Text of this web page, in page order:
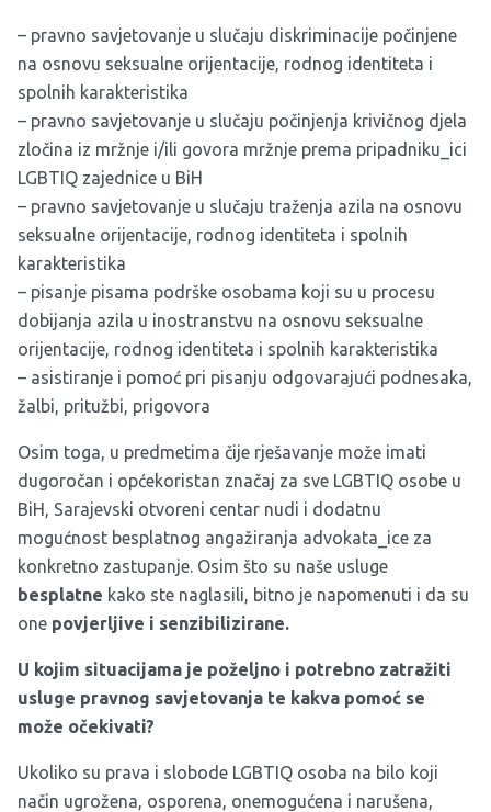
– pravno savjetovanje u slučaju diskriminacije počinjene
na osnovu seksualne orijentacije, rodnog identiteta i
spolnih karakteristika
– pravno savjetovanje u slučaju počinjenja krivičnog djela
zločina iz mržnje i/ili govora mržnje prema pripadniku_ici
LGBTIQ zajednice u BiH
– pravno savjetovanje u slučaju traženja azila na osnovu
seksualne orijentacije, rodnog identiteta i spolnih
karakteristika
– pisanje pisama podrške osobama koji su u procesu
dobijanja azila u inostranstvu na osnovu seksualne
orijentacije, rodnog identiteta i spolnih karakteristika
– asistiranje i pomoć pri pisanju odgovarajući podnesaka,
žalbi, pritužbi, prigovora
Osim toga, u predmetima čije rješavanje može imati
dugoročan i općekoristan značaj za sve LGBTIQ osobe u
BiH, Sarajevski otvoreni centar nudi i dodatnu
mogućnost besplatnog angažiranja advokata_ice za
konkretno zastupanje. Osim što su naše usluge
besplatne kako ste naglasili, bitno je napomenuti i da su
one povjerljive i senzibilizirane.
U kojim situacijama je poželjno i potrebno zatražiti
usluge pravnog savjetovanja te kakva pomoć se
može očekivati?
Ukoliko su prava i slobode LGBTIQ osoba na bilo koji
način ugrožena, osporena, onemogućena i narušena,